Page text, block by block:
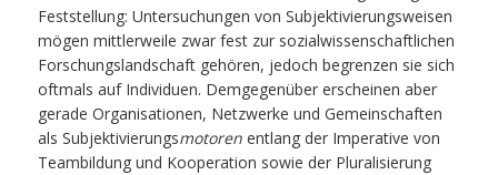
Feststellung: Untersuchungen von Subjektivierungsweisen
mögen mittlerweile zwar fest zur sozialwissenschaftlichen
Forschungslandschaft gehören, jedoch begrenzen sie sich
oftmals auf Individuen. Demgegenüber erscheinen aber
gerade Organisationen, Netzwerke und Gemeinschaften
als Subjektivierungsmotoren entlang der Imperative von
Teambildung und Kooperation sowie der Pluralisierung